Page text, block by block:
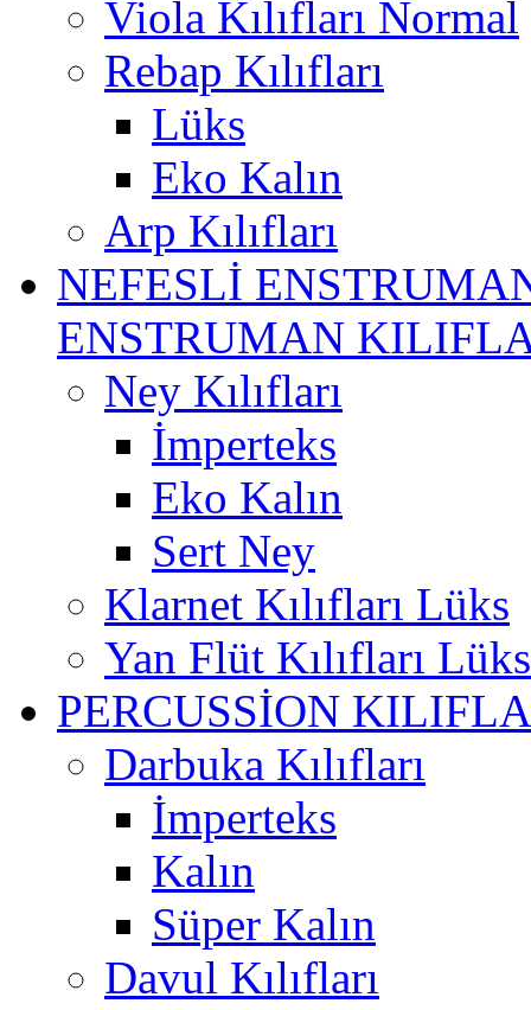
Viola Kılıfları Normal
Rebap Kılıfları
Lüks
Eko Kalın
Arp Kılıfları
NEFESLİ
ENSTRUMAN
Ney Kılıfları
İmperteks
Eko Kalın
Sert Ney
Klarnet Kılıfları Lüks
Yan Flüt Kılıfları Lüks
PERCUSSİON
Darbuka Kılıfları
İmperteks
Kalın
Süper Kalın
Davul Kılıfları